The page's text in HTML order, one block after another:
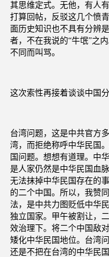
其思维定式。无他，有人
打算回帖，反驳这几个愤
面历史知识也不具有分辨
者，不在我说的“牛氓”之
不同而叫骂。
这次索性再接着谈谈中国
台湾问题，这是中共官方
湾，而拒绝称呼中华民国
国问题。想想有道理。中
是人家仍然是中华民国血
无法抹掉中华民国存在的
的二个中国。所以，我赞
法，是中共力图贬低中华
独立国家。甲午被割让，
效治理下。将二个中国敌
矮化中华民国地位。台湾
还是不把在台湾的中华民